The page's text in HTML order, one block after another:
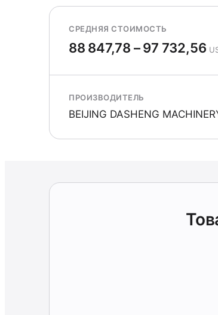
СРЕДНЯЯ СТОИМОСТЬ
88 847,78 – 97 732,56
ПРОИЗВОДИТЕЛЬ
BEIJING DASHENG